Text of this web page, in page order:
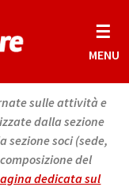
☰
MENU
sulle attività e
dalla sezione
sezione soci (sede,
del
dedicata sul